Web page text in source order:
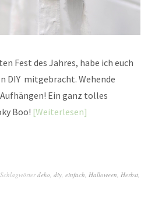
Fest des Jahres, habe ich euch
DIY mitgebracht. Wehende
Ein ganz tolles
Boo! Weiterlesen
Schlagwörterdeko, diy, einfach, Halloween, Herbst,